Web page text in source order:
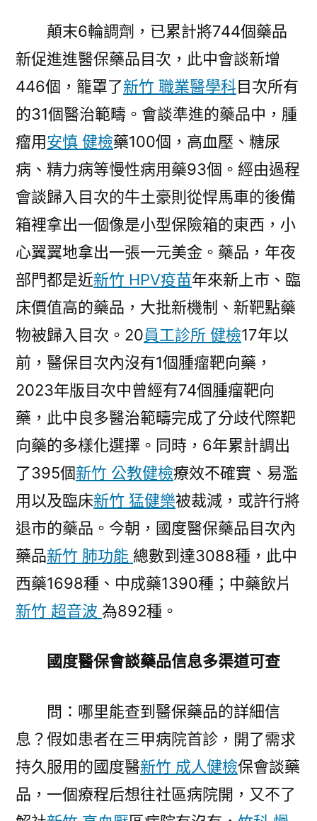
顛末6輪調劑，已累計將744個藥品
新促進進醫保藥品目次，此中會談新增
446個，籠罩了新竹 職業醫學科目次所有
的31個醫治範疇。會談準進的藥品中，腫
瘤用安慎 健檢藥100個，高血壓、糖尿
病、精力病等慢性病用藥93個。經由過程
會談歸入目次的牛土豪則從悍馬車的後備
箱裡拿出一個像是小型保險箱的東西，小
心翼翼地拿出一張一元美金。藥品，年夜
部門都是近新竹 HPV疫苗年來新上市、臨
床價值高的藥品，大批新機制、新靶點藥
物被歸入目次。20員工診所 健檢17年以
前，醫保目次內沒有1個腫瘤靶向藥，
2023年版目次中曾經有74個腫瘤靶向
藥，此中良多醫治範疇完成了分歧代際靶
向藥的多樣化選擇。同時，6年累計調出
了395個新竹 公教健檢療效不確實、易濫
用以及臨床新竹 猛健樂被裁減，或許行將
退市的藥品。今朝，國度醫保藥品目次內
藥品新竹 肺功能 總數到達3088種，此中
西藥1698種、中成藥1390種；中藥飲片
新竹 超音波 為892種。
國度醫保會談藥品信息多渠道可查
問：哪里能查到醫保藥品的詳細信
息？假如患者在三甲病院首診，開了需求
持久服用的國度醫新竹 成人健檢保會談藥
品，一個療程后想往社區病院開，又不了